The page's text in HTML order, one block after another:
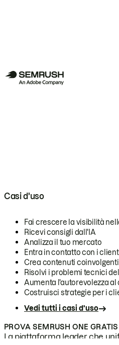
Casi d'uso
Fai crescere la visibilità
Ricevi consigli dall'IA
Analizza il tuo mercato
Entra in contatto con i
Crea contenuti coinvolgenti
Risolvi i problemi tecnici
Aumenta l'autorevolezza al
Costruisci strategie per i
Vedi tutti i casi d'uso
PROVA SEMRUSH ONE GRATIS
La piattaforma leader che